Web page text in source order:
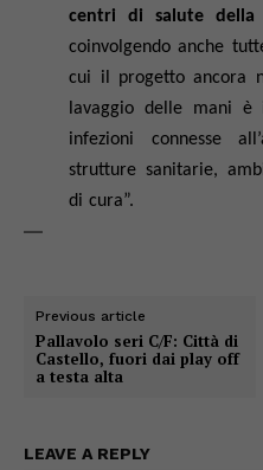
centri di salute della
coinvolgendo anche
cui il progetto ancora
lavaggio delle mani
infezioni connesse
strutture sanitarie,
di cura”.
—
Previous article
Pallavolo seri C/F: Città di
Castello, fuori dai play off
a testa alta
LEAVE A REPLY